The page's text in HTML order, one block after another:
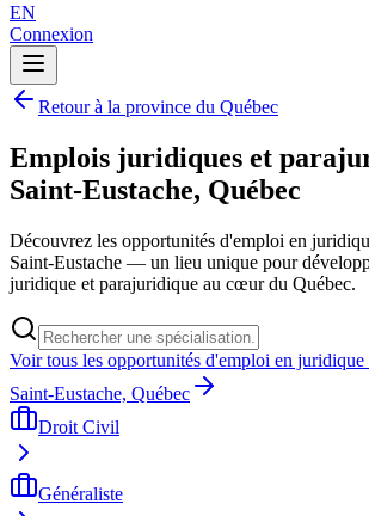
EN
Connexion
Retour à la province du Québec
Emplois juridiques et
Saint-Eustache, Québec
Découvrez les opportunités d'emploi en
Saint-Eustache — un lieu unique pour
juridique et parajuridique au cœur du Québec.
Voir tous les opportunités d'emploi en juridique
Saint-Eustache, Québec
Droit Civil
Généraliste